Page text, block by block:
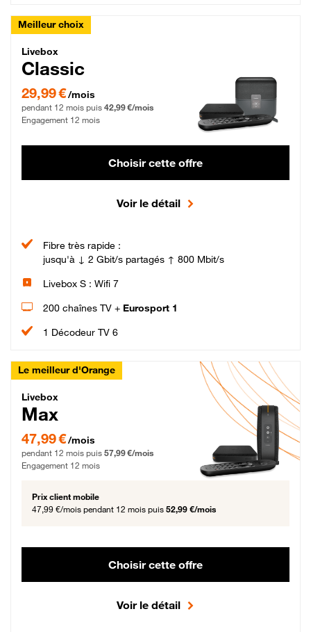
Meilleur choix
Livebox Classic Fibre
Livebox
Classic
29,99 € par mois pendant 12 mois puis 42,99 € par mois, Engagement 12 mois
29,99 €/mois
pendant 12 mois puis 42,99 €/mois
Engagement 12 mois
Choisir cette offre
Voir le détail
Fibre très rapide :
jusqu'à ↓ 2 Gbit/s partagés ↑ 800 Mbit/s
Livebox S : Wifi 7
200 chaînes TV + Eurosport 1
1 Décodeur TV 6
Le meilleur d'Orange
Livebox Max Fibre
Livebox
Max
47,99 € par mois pendant 12 mois puis 57,99 € par mois, Engagement 12 mois
47,99 €/mois
pendant 12 mois puis 57,99 €/mois
Engagement 12 mois
Prix client mobile
47,99 €/mois pendant 12 mois puis 52,99 €/mois
Choisir cette offre
Voir le détail